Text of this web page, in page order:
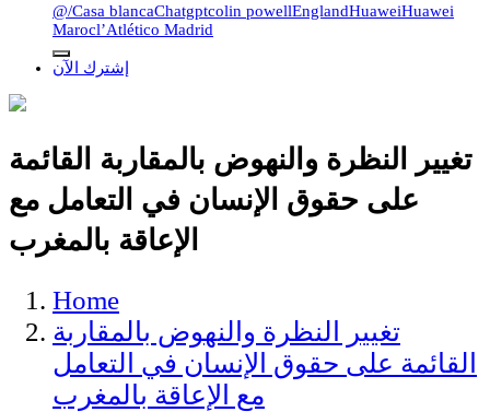
@/Casa blancaChatgptcolin powellEnglandHuaweiHuawei
Marocl’Atlético Madrid
إشترك الآن
تغيير النظرة والنهوض بالمقاربة القائمة
على حقوق الإنسان في التعامل مع
الإعاقة بالمغرب
Home
تغيير النظرة والنهوض بالمقاربة
القائمة على حقوق الإنسان في التعامل
مع الإعاقة بالمغرب